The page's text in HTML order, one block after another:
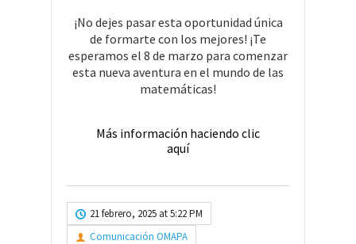
¡No dejes pasar esta oportunidad única
de formarte con los mejores! ¡Te
esperamos el 8 de marzo para comenzar
esta nueva aventura en el mundo de las
matemáticas!
Más información haciendo clic
aquí
21 febrero, 2025 at 5:22 PM
Comunicación OMAPA